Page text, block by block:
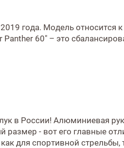
года. Модель относится
Panther 60" – это
в России! Алюминиевая
размер - вот его главные
для спортивной стрельбы,